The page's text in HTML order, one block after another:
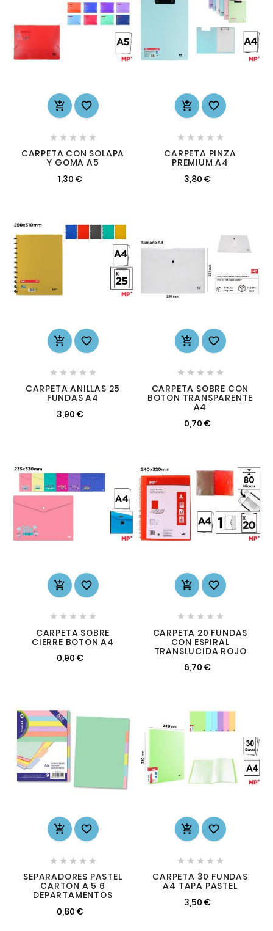
 
    
CARPETA CON SOLAPA
Y GOMA A5
1,30 €
 
    
CARPETA PINZA
PREMIUM A4
3,80 €
 
    
CARPETA ANILLAS 25
FUNDAS A4
3,90 €
 
    
CARPETA SOBRE CON
BOTON TRANSPARENTE
A4
0,70 €
 
    
CARPETA SOBRE
CIERRE BOTON A4
0,90 €
 
    
CARPETA 20 FUNDAS
CON ESPIRAL
TRANSLUCIDA ROJO
6,70 €
 
    
SEPARADORES PASTEL
CARTON A 5 6
DEPARTAMENTOS
0,80 €
 
    
CARPETA 30 FUNDAS
A4 TAPA PASTEL
3,50 €